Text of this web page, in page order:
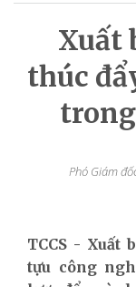
Xuất
thúc
Phó Giám
TCCS - Xuất
tựu công